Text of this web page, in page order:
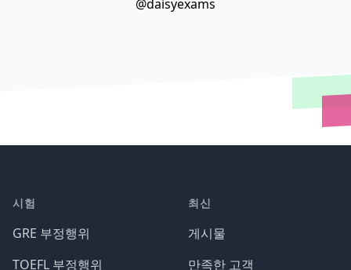
@daisyexams
시험
GRE 부정행위
TOEFL 부정행위
최신
게시물
만족한 고객